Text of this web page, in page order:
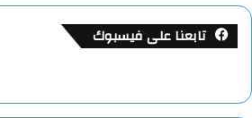
تابعنا على فيسبوك